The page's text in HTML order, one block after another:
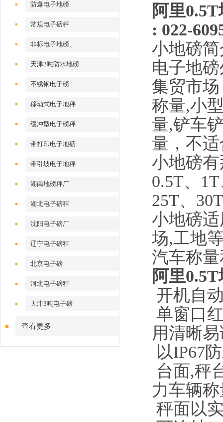
防爆电子地磅
常规电子磅秤
非标电子地磅
天津2吨防水地磅
不锈钢电子磅
移动式电子地秤
缓冲型电子磅秤
带打印电子地磅
带引坡电子地秤
湖南地磅秤厂
湖北电子磅秤
沈阳电子磅厂
辽宁电子磅秤
北京电子磅
河北电子磅秤
天津3吨电子磅
查看更多
阿里
: 022-
小地磅
电子地
集贸市
称量,小
量,铲车
量，不
小地磅
0.5T、 1T
25T、 30T
小地磅
场,工地
汽车称
阿里
开机自
单窗口
用清晰
以IP67
台面,秤
力车辆
秤面以